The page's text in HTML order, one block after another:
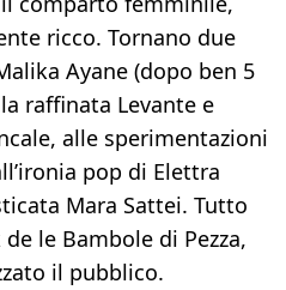
ricco. Tornano due
Ayane (dopo ben 5
raffinata Levante e
alle sperimentazioni
pop di Elettra
Mara Sattei. Tutto
le Bambole di Pezza,
il pubblico.